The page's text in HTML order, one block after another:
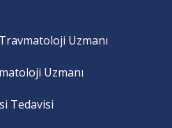
Uzmanı
Uzmanı
Tedavisi